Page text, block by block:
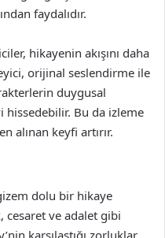
faydalıdır.
hikayenin akışını daha
orijinal seslendirme ile
duygusal
hissedebilir. Bu da izleme
alınan keyfi artırır.
dolu bir hikaye
cesaret ve adalet gibi
karşılaştığı zorluklar,